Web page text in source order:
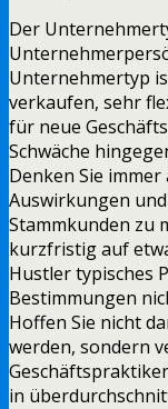
Der
Unternehmertyp
verkaufen, sehr
für neue
Schwäche
Denken Sie
Auswirkungen
Stammkunden zu
kurzfristig auf
Hustler typisches
Bestimmungen
Hoffen Sie nicht
werden, sondern
in